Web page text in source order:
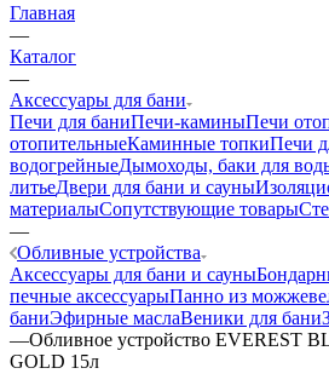
Главная
—
Каталог
—
Аксессуары для бани
Печи для баниПечи-каминыПечи
отопительныеКаминные топкиПечи
водогрейныеДымоходы, баки для
литьеДвери для бани и сауны
материалыСопутствующие товары
—
Обливные устройства
Аксессуары для бани и сауны
печные аксессуарыПанно из
баниЭфирные маслаВеники для бани
—Обливное устройство EVEREST
GOLD 15л